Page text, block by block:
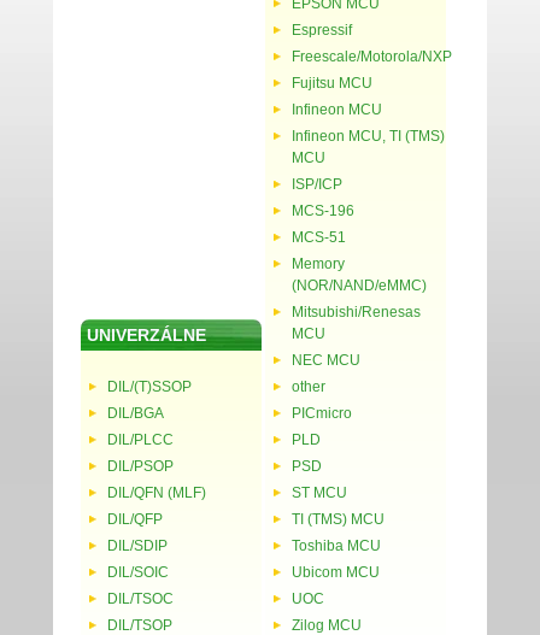
UNIVERZÁLNE
DIL/(T)SSOP
DIL/BGA
DIL/PLCC
DIL/PSOP
DIL/QFN (MLF)
DIL/QFP
DIL/SDIP
DIL/SOIC
DIL/TSOC
DIL/TSOP
EPSON MCU
Espressif
Freescale/Motorola/NXP
Fujitsu MCU
Infineon MCU
Infineon MCU, TI (TMS)
MCU
ISP/ICP
MCS-196
MCS-51
Memory
(NOR/NAND/eMMC)
Mitsubishi/Renesas
MCU
NEC MCU
other
PICmicro
PLD
PSD
ST MCU
TI (TMS) MCU
Toshiba MCU
Ubicom MCU
UOC
Zilog MCU